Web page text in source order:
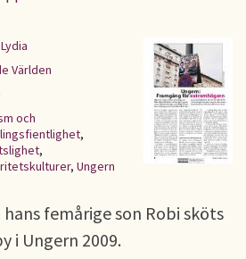
Världen
och
,
,
, Ungern
femårige son Robi sköts
i Ungern 2009.